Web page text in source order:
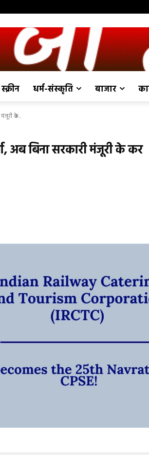
धर्म-संस्कृति बाजार
के...
अब बिना सरकारी मंजूरी के कर